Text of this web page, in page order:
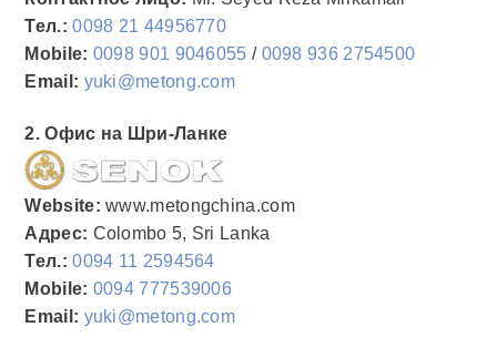
Тел.: 0098 21 44956770
Mobile: 0098 901 9046055 / 0098 936 2754500
Email: yuki@metong.com
2. Офис на Шри-Ланке
Website: www.metongchina.com
Адрес: Colombo 5, Sri Lanka
Тел.: 0094 11 2594564
Mobile: 0094 777539006
Email: yuki@metong.com